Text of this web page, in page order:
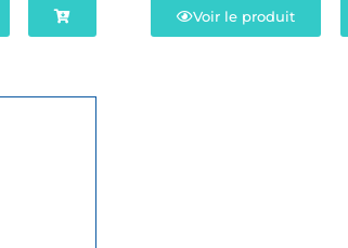
Voir le produit